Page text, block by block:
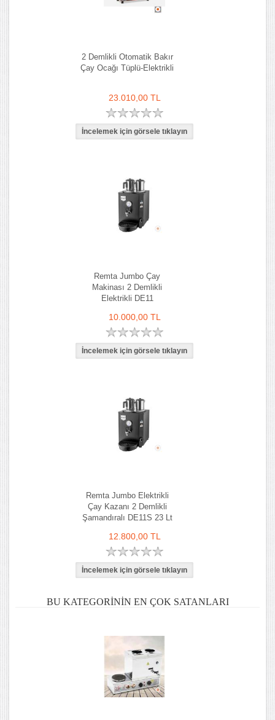
2 Demlikli Otomatik Bakır
Çay Ocağı Tüplü-Elektrikli
23.010,00 TL
Remta Jumbo Çay
Makinası 2 Demlikli
Elektrikli DE11
10.000,00 TL
Remta Jumbo Elektrikli
Çay Kazanı 2 Demlikli
Şamandıralı DE11S 23 Lt
12.800,00 TL
BU KATEGORININ EN ÇOK SATANLARI